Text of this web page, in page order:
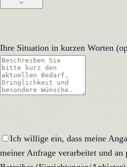
Ihre Situation in kurzen Worten
Ich willige ein, dass meine
meiner Anfrage verarbeitet und an